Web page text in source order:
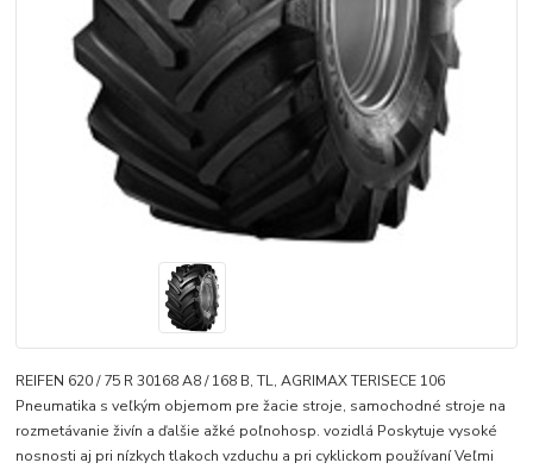
REIFEN 620 / 75 R 30168 A8 / 168 B, TL, AGRIMAX TERISECE 106
Pneumatika s veľkým objemom pre žacie stroje, samochodné stroje na
rozmetávanie živín a ďalšie ažké poľnohosp. vozidlá Poskytuje vysoké
nosnosti aj pri nízkych tlakoch vzduchu a pri cyklickom používaní Veľmi